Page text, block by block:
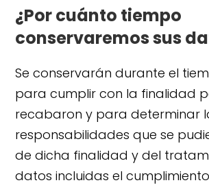
¿Por cuánto tiempo
conservaremos sus
Se conservarán durante el
para cumplir con la finalidad
recabaron y para determinar
responsabilidades que se
de dicha finalidad y del
datos incluidas el